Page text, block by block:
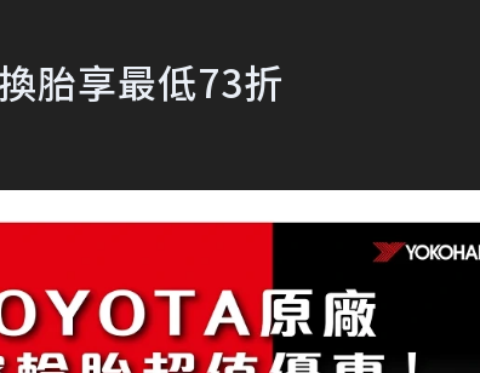
胎享最低73折